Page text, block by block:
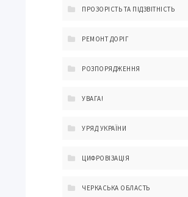
ПРОЗОРІСТЬ ТА ПІДЗВІТНІСТЬ
РЕМОНТ ДОРІГ
РОЗПОРЯДЖЕННЯ
УВАГА!
УРЯД УКРАЇНИ
ЦИФРОВІЗАЦІЯ
ЧЕРКАСЬКА ОБЛАСТЬ